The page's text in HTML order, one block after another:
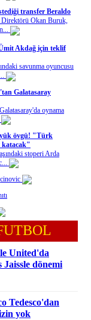
transfer Beraldo
Direktörü Okan Buruk,
Akdağ için teklif
savunma oyuncusu
Galatasaray
oynama
övgü! "Türk
katacak"
stoperi Arda
United'da
Jaissle dönemi
Tedesco'dan
yok